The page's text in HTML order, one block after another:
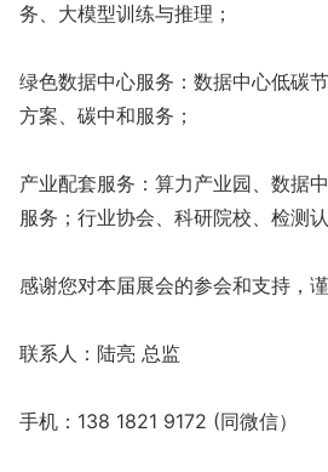
务、大模型训练与推理；
绿色数据中心服务：数据中心低碳
方案、碳中和服务；
产业配套服务：算力产业园、数据
服务；行业协会、科研院校、检测
感谢您对本届展会的参会和支持，
联系人：陆亮 总监
手机：138 1821 9172 (同微信）